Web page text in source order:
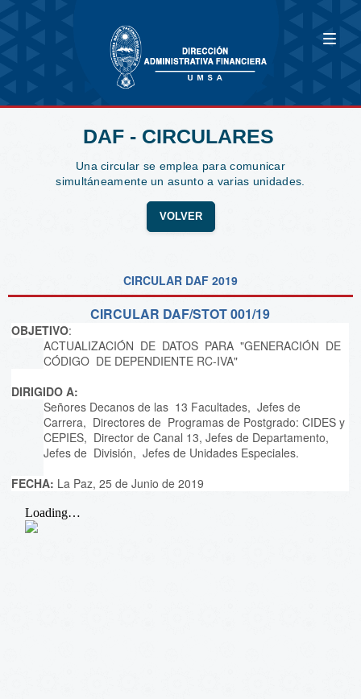
DAF - CIRCULARES
Una circular se emplea para comunicar
simultáneamente un asunto a varias unidades.
VOLVER
CIRCULAR DAF 2019
CIRCULAR DAF/STOT 001/19
OBJETIVO:
ACTUALIZACIÓN DE DATOS PARA "GENERACIÓN DE
CÓDIGO DE DEPENDIENTE RC-IVA"
DIRIGIDO A:
Señores Decanos de las 13 Facultades, Jefes de
Carrera, Directores de Programas de Postgrado: CIDES y
CEPIES, Director de Canal 13, Jefes de Departamento,
Jefes de División, Jefes de Unidades Especiales.
FECHA: La Paz, 25 de Junio de 2019